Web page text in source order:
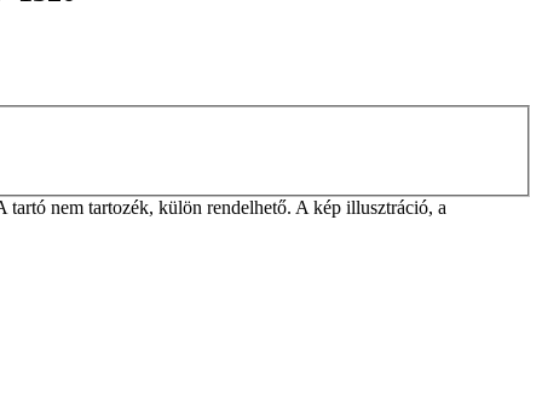
nem tartozék, külön rendelhető. A kép illusztráció, a